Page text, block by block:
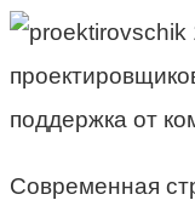
Современная